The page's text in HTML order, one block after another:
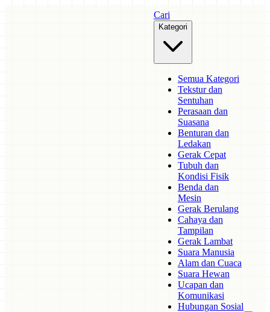
Cari
Kategori
Semua Kategori
Tekstur dan
Sentuhan
Perasaan dan
Suasana
Benturan dan
Ledakan
Gerak Cepat
Tubuh dan
Kondisi Fisik
Benda dan
Mesin
Gerak Berulang
Cahaya dan
Tampilan
Gerak Lambat
Suara Manusia
Alam dan Cuaca
Suara Hewan
Ucapan dan
Komunikasi
Hubungan Sosial